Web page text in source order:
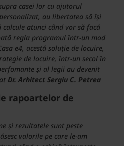
casei lor cu ajutorul
au libertatea să își
atunci când vor să facă
regla programul într-un mod
e4, acestă soluție de locuire,
de locuire, într-un secol în
și al legii au devenit
Dr. Arhitect Sergiu C. Petrea
rapoartelor de
și rezultatele sunt peste
valorile pe care le-am